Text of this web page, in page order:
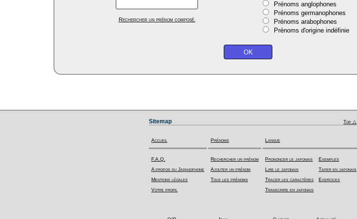
Rechercher un prénom composé.
Prénoms anglophones
Prénoms germanophones
Prénoms arabophones
Prénoms d'origine indéfinie
Sitemap Top △
Accueil
F.A.Q.
A propos du Japanophone
Mentions légales
Votre profil
Prénoms
Rechercher un prénom
Ajouter un prénom
Tous les prénoms
Langue
Prononcer le japonais
Lire le japonais
Tracer les caractères
Transcrire en japonais
Exemples
Taper en japonais
Exercices